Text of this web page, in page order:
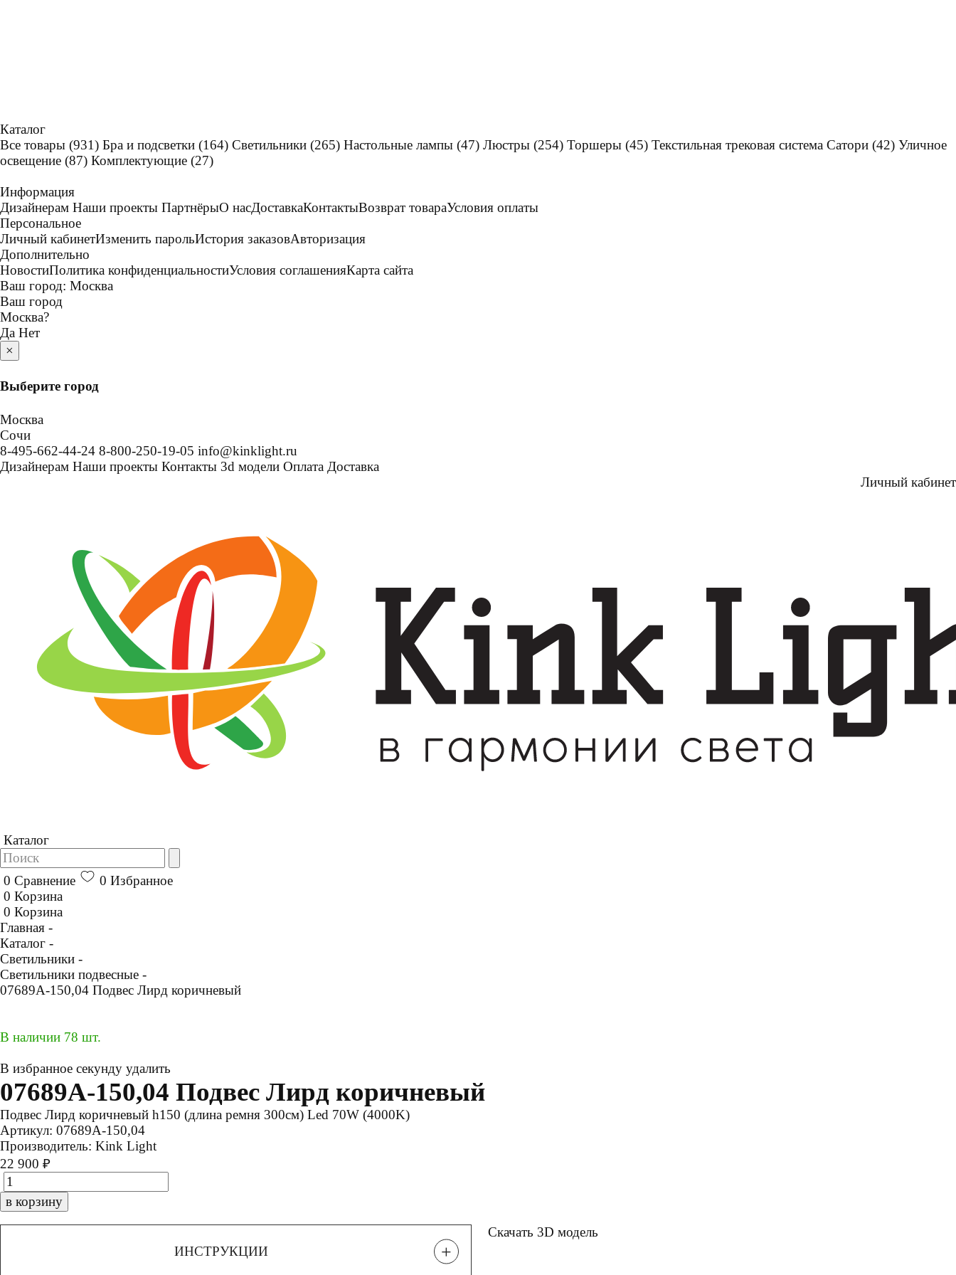
Каталог
Все товары (931) Бра и подсветки (164) Светильники (265) Настольные лампы (47) Люстры (254) Торшеры (45) Текстильная трековая система Сатори (42) Уличное
освещение (87) Комплектующие (27)
Информация
Дизайнерам Наши проекты ПартнёрыО насДоставкаКонтактыВозврат товараУсловия оплаты
Персональное
Личный кабинетИзменить парольИстория заказовАвторизация
Дополнительно
НовостиПолитика конфиденциальностиУсловия соглашенияКарта сайта
Ваш город: Москва
Ваш город
Москва?
Да Нет
×
Выберите город
Москва
Сочи
8-495-662-44-24 8-800-250-19-05 info@kinklight.ru
Дизайнерам Наши проекты Контакты 3d модели Оплата Доставка
Личный кабинет
Каталог
0 Сравнение 0 Избранное
0 Корзина
0 Корзина
Главная -
Каталог -
Светильники -
Светильники подвесные -
07689A-150,04 Подвес Лирд коричневый
В наличии 78 шт.
В избранное секунду удалить
07689A-150,04 Подвес Лирд коричневый
Подвес Лирд коричневый h150 (длина ремня 300см) Led 70W (4000K)
Артикул: 07689A-150,04
Производитель: Kink Light
22 900 ₽
в корзину
ИНСТРУКЦИИ +
Скачать 3D модель